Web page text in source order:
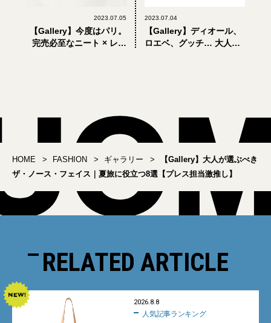
2023.07.05
【Gallery】今度はパリ。
完売必至なニート × レシ
2023.07.04
【Gallery】ディオール、
ロエベ、グッチ… 大人が
HOME FASHION ギャラリー
【Gallery】大人が選ぶべき
ザ・ノース・フェイス｜夏旅に役立つ8選【プレス担当激推し】
RELATED ARTICLE
2026.8.8
人気記事ランキング